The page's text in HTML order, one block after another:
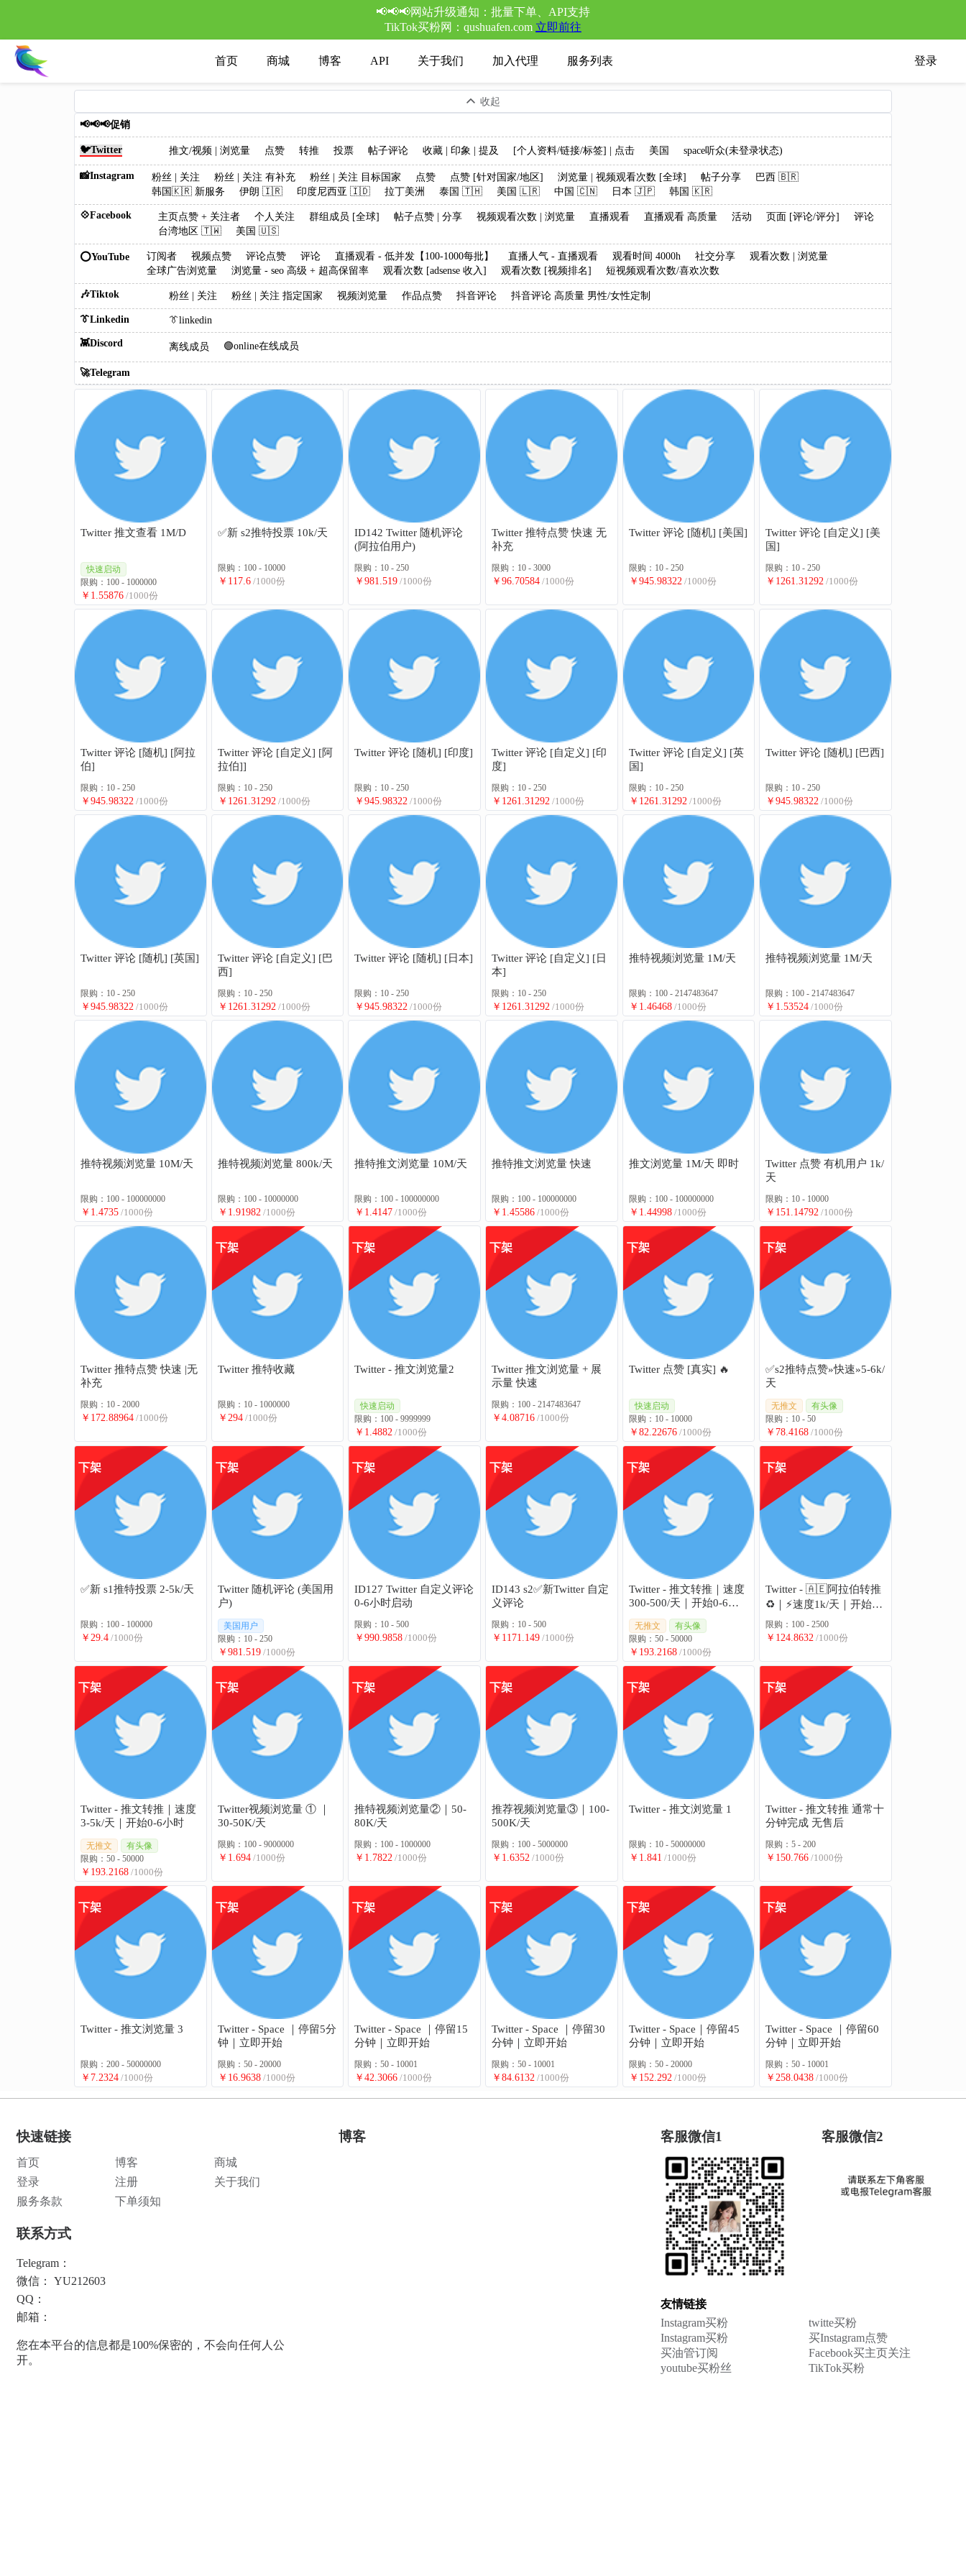
📢📢📢网站升级通知：批量下单、API支持
TikTok买粉网：qushuafen.com 立即前往
首页 商城 博客 API 关于我们 加入代理 服务列表 登录
收起
📢📢📢促销
🐦Twitter 推文/视频 | 浏览量 点赞 转推 投票 帖子评论 收藏 | 印象 | 提及 [个人资料/链接/标签] | 点击 美国 space听众(未登录状态)
📸Instagram 粉丝 | 关注 粉丝 | 关注 有补充 粉丝 | 关注 目标国家 点赞 点赞 [针对国家/地区] 浏览量 | 视频观看次数 [全球] 帖子分享
巴西 🇧🇷
韩国🇰🇷 新服务
伊朗 🇮🇷 印度尼西亚 🇮🇩 拉丁美洲 泰国 🇹🇭 美国 🇱🇷 中国 🇨🇳 日本 🇯🇵 韩国 🇰🇷
💠Facebook 主页点赞 + 关注者 个人关注 群组成员 [全球] 帖子点赞 | 分享 视频观看次数 | 浏览量 直播观看 直播观看 高质量 活动 页面 [评论/评分]
评论
台湾地区 🇹🇼
美国 🇺🇸
⭕YouTube 订阅者 视频点赞 评论点赞 评论 直播观看 - 低并发【100-1000每批】 直播人气 - 直播观看 观看时间 4000h 社交分享
观看次数 | 浏览量
全球广告浏览量
浏览量 - seo 高级 + 超高保留率 观看次数 [adsense 收入] 观看次数 [视频排名] 短视频观看次数/喜欢次数
🎶Tiktok 粉丝 | 关注 粉丝 | 关注 指定国家 视频浏览量 作品点赞 抖音评论 抖音评论 高质量 男性/女性定制
👔Linkedin 👔linkedin
👾Discord 离线成员 🟢online在线成员
🚀Telegram
Twitter 推文查看 1M/D
快速启动
限购：100 - 1000000
￥1.55876 /1000份
✅新 s2推特投票 10k/天
限购：100 - 10000
￥117.6/1000份
ID142 Twitter 随机评论
(阿拉伯用户)
限购：10 - 250
￥981.519 /1000份
Twitter 推特点赞 快速 无
补充
限购：10 - 3000
￥96.70584/1000份
Twitter 评论 [随机] [美国]
限购：10 - 250
￥945.98322/1000份
Twitter 评论 [自定义] [美
国]
限购：10 - 250
￥1261.31292 /1000份
Twitter 评论 [随机] [阿拉
伯]
限购：10 - 250
￥945.98322 /1000份
Twitter 评论 [自定义] [阿
拉伯]]
限购：10 - 250
￥1261.31292/1000份
Twitter 评论 [随机] [印度]
限购：10 - 250
￥945.98322 /1000份
Twitter 评论 [自定义] [印
度]
限购：10 - 250
￥1261.31292/1000份
Twitter 评论 [自定义] [英
国]
限购：10 - 250
￥1261.31292/1000份
Twitter 评论 [随机] [巴西]
限购：10 - 250
￥945.98322 /1000份
Twitter 评论 [随机] [英国]
限购：10 - 250
￥945.98322 /1000份
Twitter 评论 [自定义] [巴
西]
限购：10 - 250
￥1261.31292/1000份
Twitter 评论 [随机] [日本]
限购：10 - 250
￥945.98322 /1000份
Twitter 评论 [自定义] [日
本]
限购：10 - 250
￥1261.31292/1000份
推特视频浏览量 1M/天
限购：100 - 2147483647
￥1.46468/1000份
推特视频浏览量 1M/天
限购：100 - 2147483647
￥1.53524 /1000份
推特视频浏览量 10M/天
限购：100 - 100000000
￥1.4735 /1000份
推特视频浏览量 800k/天
限购：100 - 10000000
￥1.91982/1000份
推特推文浏览量 10M/天
限购：100 - 100000000
￥1.4147 /1000份
推特推文浏览量 快速
限购：100 - 100000000
￥1.45586/1000份
推文浏览量 1M/天 即时
限购：100 - 100000000
￥1.44998/1000份
Twitter 点赞 有机用户 1k/
天
限购：10 - 10000
￥151.14792 /1000份
Twitter 推特点赞 快速 |无
补充
限购：10 - 2000
￥172.88964 /1000份
Twitter 推特收藏
限购：10 - 1000000
￥294/1000份
下架
Twitter - 推文浏览量2
快速启动
限购：100 - 9999999
￥1.4882 /1000份
下架
Twitter 推文浏览量 + 展
示量 快速
限购：100 - 2147483647
￥4.08716/1000份
下架
Twitter 点赞 [真实] 🔥
快速启动
限购：10 - 10000
￥82.22676/1000份
下架
✅s2推特点赞»快速»5-6k/
天
无推文
有头像
限购：10 - 50
￥78.4168 /1000份
下架
✅新 s1推特投票 2-5k/天
限购：100 - 100000
￥29.4 /1000份
下架
Twitter 随机评论 (美国用
户)
美国用户
限购：10 - 250
￥981.519/1000份
下架
ID127 Twitter 自定义评论
0-6小时启动
限购：10 - 500
￥990.9858 /1000份
下架
ID143 s2✅新Twitter 自定
义评论
限购：10 - 500
￥1171.149/1000份
下架
Twitter - 推文转推｜速度
300-500/天｜开始0-6小
时
无推文
有头像
限购：50 - 50000
￥193.2168/1000份
下架
Twitter - 🇦🇪阿拉伯转推
♻️｜⚡️速度1k/天｜开始0-
24H
限购：100 - 2500
￥124.8632 /1000份
下架
Twitter - 推文转推｜速度
3-5k/天｜开始0-6小时
无推文
有头像
限购：50 - 50000
￥193.2168 /1000份
下架
Twitter视频浏览量 ① ｜
30-50K/天
限购：100 - 9000000
￥1.694/1000份
下架
推特视频浏览量②｜50-
80K/天
限购：100 - 1000000
￥1.7822 /1000份
下架
推荐视频浏览量③｜100-
500K/天
限购：100 - 5000000
￥1.6352/1000份
下架
Twitter - 推文浏览量 1
限购：10 - 50000000
￥1.841 /1000份
下架
Twitter - 推文转推 通常十
分钟完成 无售后
限购：5 - 200
￥150.766 /1000份
下架
Twitter - 推文浏览量 3
限购：200 - 50000000
￥7.2324 /1000份
下架
Twitter - Space ｜停留5分
钟｜立即开始
限购：50 - 20000
￥16.9638/1000份
下架
Twitter - Space ｜停留15
分钟｜立即开始
限购：50 - 10001
￥42.3066 /1000份
下架
Twitter - Space ｜停留30
分钟｜立即开始
限购：50 - 10001
￥84.6132/1000份
下架
Twitter - Space｜停留45
分钟｜立即开始
限购：50 - 20000
￥152.292/1000份
下架
Twitter - Space ｜停留60
分钟｜立即开始
限购：50 - 10001
￥258.0438 /1000份
下架
快速链接
首页 博客
商城
登录
注册
关于我们
服务条款
下单须知
联系方式
Telegram：
微信： YU212603
QQ：
邮箱：
您在本平台的信息都是100%保密的，不会向任何人公
开。
博客 客服微信1 客服微信2
友情链接
Instagram买粉
twitte买粉
Instagram买粉
买Instagram点赞
买油管订阅
Facebook买主页关注
youtube买粉丝
TikTok买粉